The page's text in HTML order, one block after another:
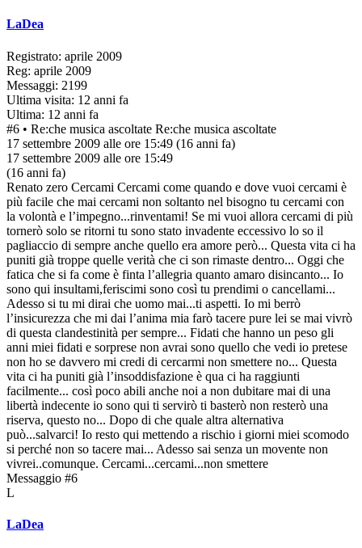
LaDea
Registrato: aprile 2009
Reg: aprile 2009
Messaggi: 2199
Ultima visita: 12 anni fa
Ultima: 12 anni fa
#6 • Re:che musica ascoltate Re:che musica ascoltate
17 settembre 2009 alle ore 15:49 (16 anni fa)
17 settembre 2009 alle ore 15:49
(16 anni fa)
Renato zero Cercami Cercami come quando e dove vuoi cercami è
più facile che mai cercami non soltanto nel bisogno tu cercami con
la volontà e l’impegno...rinventami! Se mi vuoi allora cercami di più
tornerò solo se ritorni tu sono stato invadente eccessivo lo so il
pagliaccio di sempre anche quello era amore però... Questa vita ci ha
puniti già troppe quelle verità che ci son rimaste dentro... Oggi che
fatica che si fa come è finta l’allegria quanto amaro disincanto... Io
sono qui insultami,feriscimi sono così tu prendimi o cancellami...
Adesso si tu mi dirai che uomo mai...ti aspetti. Io mi berrò
l’insicurezza che mi dai l’anima mia farò tacere pure lei se mai vivrò
di questa clandestinità per sempre... Fidati che hanno un peso gli
anni miei fidati e sorprese non avrai sono quello che vedi io pretese
non ho se davvero mi credi di cercarmi non smettere no... Questa
vita ci ha puniti già l’insoddisfazione è qua ci ha raggiunti
facilmente... così poco abili anche noi a non dubitare mai di una
libertà indecente io sono qui ti servirò ti basterò non resterò una
riserva, questo no... Dopo di che quale altra alternativa
può...salvarci! Io resto qui mettendo a rischio i giorni miei scomodo
si perché non so tacere mai... Adesso sai senza un movente non
vivrei..comunque. Cercami...cercami...non smettere
Messaggio #6
L
LaDea